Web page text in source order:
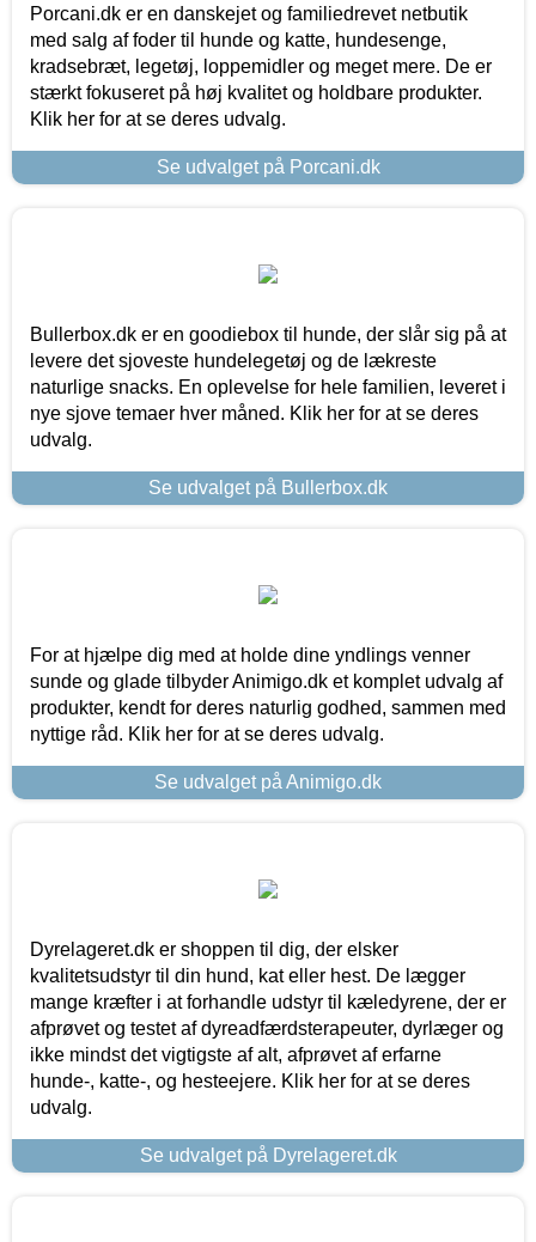
Porcani.dk er en danskejet og familiedrevet netbutik
med salg af foder til hunde og katte, hundesenge,
kradsebræt, legetøj, loppemidler og meget mere. De er
stærkt fokuseret på høj kvalitet og holdbare produkter.
Klik her for at se deres udvalg.
Se udvalget på Porcani.dk
Bullerbox.dk er en goodiebox til hunde, der slår sig på at
levere det sjoveste hundelegetøj og de lækreste
naturlige snacks. En oplevelse for hele familien, leveret i
nye sjove temaer hver måned. Klik her for at se deres
udvalg.
Se udvalget på Bullerbox.dk
For at hjælpe dig med at holde dine yndlings venner
sunde og glade tilbyder Animigo.dk et komplet udvalg af
produkter, kendt for deres naturlig godhed, sammen med
nyttige råd. Klik her for at se deres udvalg.
Se udvalget på Animigo.dk
Dyrelageret.dk er shoppen til dig, der elsker
kvalitetsudstyr til din hund, kat eller hest. De lægger
mange kræfter i at forhandle udstyr til kæledyrene, der er
afprøvet og testet af dyreadfærdsterapeuter, dyrlæger og
ikke mindst det vigtigste af alt, afprøvet af erfarne
hunde-, katte-, og hesteejere. Klik her for at se deres
udvalg.
Se udvalget på Dyrelageret.dk